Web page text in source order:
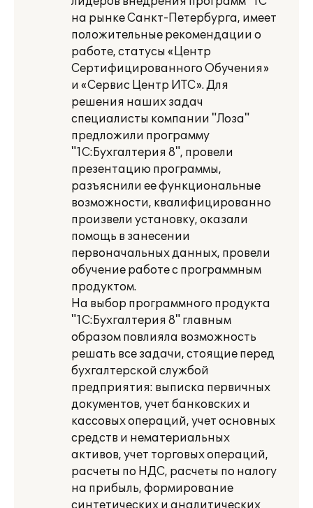
на рынке Санкт-Петербурга, имеет
положительные рекомендации о
работе, статусы «Центр
Сертифицированного Обучения»
и «Сервис Центр ИТС». Для
решения наших задач
специалисты компании "Лоза"
предложили программу
"1С:Бухгалтерия 8", провели
презентацию программы,
разъяснили ее функциональные
возможности, квалифицированно
произвели установку, оказали
помощь в занесении
первоначальных данных, провели
обучение работе с программным
продуктом.
На выбор программного продукта
"1С:Бухгалтерия 8" главным
образом повлияла возможность
решать все задачи, стоящие перед
бухгалтерской службой
предприятия: выписка первичных
документов, учет банковских и
кассовых операций, учет основных
средств и нематериальных
активов, учет торговых операций,
расчеты по НДС, расчеты по налогу
на прибыль, формирование
синтетических и аналитических